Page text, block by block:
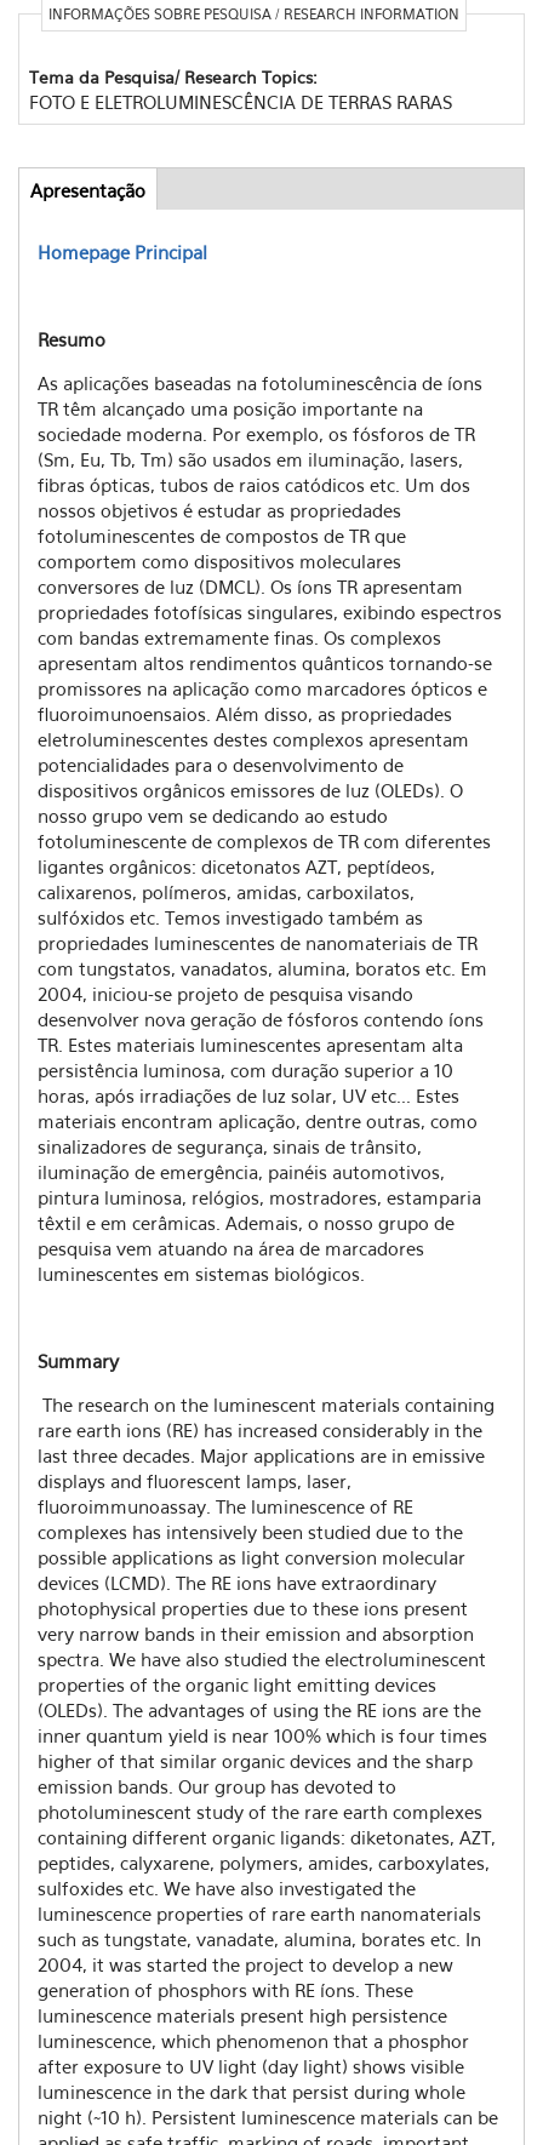
INFORMAÇÕES SOBRE PESQUISA / RESEARCH INFORMATION
Tema da Pesquisa/ Research Topics:
FOTO E ELETROLUMINESCÊNCIA DE TERRAS RARAS
Abas
Apresentação
ativa)
Homepage Principal
Resumo
As aplicações baseadas na fotoluminescência de íons
TR têm alcançado uma posição importante na
sociedade moderna. Por exemplo, os fósforos de TR
(Sm, Eu, Tb, Tm) são usados em iluminação, lasers,
fibras ópticas, tubos de raios catódicos etc. Um dos
nossos objetivos é estudar as propriedades
fotoluminescentes de compostos de TR que
comportem como dispositivos moleculares
conversores de luz (DMCL). Os íons TR apresentam
propriedades fotofísicas singulares, exibindo espectros
com bandas extremamente finas. Os complexos
apresentam altos rendimentos quânticos tornando-se
promissores na aplicação como marcadores ópticos e
fluoroimunoensaios. Além disso, as propriedades
eletroluminescentes destes complexos apresentam
potencialidades para o desenvolvimento de
dispositivos orgânicos emissores de luz (OLEDs). O
nosso grupo vem se dedicando ao estudo
fotoluminescente de complexos de TR com diferentes
ligantes orgânicos: dicetonatos AZT, peptídeos,
calixarenos, polímeros, amidas, carboxilatos,
sulfóxidos etc. Temos investigado também as
propriedades luminescentes de nanomateriais de TR
com tungstatos, vanadatos, alumina, boratos etc. Em
2004, iniciou-se projeto de pesquisa visando
desenvolver nova geração de fósforos contendo íons
TR. Estes materiais luminescentes apresentam alta
persistência luminosa, com duração superior a 10
horas, após irradiações de luz solar, UV etc... Estes
materiais encontram aplicação, dentre outras, como
sinalizadores de segurança, sinais de trânsito,
iluminação de emergência, painéis automotivos,
pintura luminosa, relógios, mostradores, estamparia
têxtil e em cerâmicas. Ademais, o nosso grupo de
pesquisa vem atuando na área de marcadores
luminescentes em sistemas biológicos.
Summary
The research on the luminescent materials containing
rare earth ions (RE) has increased considerably in the
last three decades. Major applications are in emissive
displays and fluorescent lamps, laser,
fluoroimmunoassay. The luminescence of RE
complexes has intensively been studied due to the
possible applications as light conversion molecular
devices (LCMD). The RE ions have extraordinary
photophysical properties due to these ions present
very narrow bands in their emission and absorption
spectra. We have also studied the electroluminescent
properties of the organic light emitting devices
(OLEDs). The advantages of using the RE ions are the
inner quantum yield is near 100% which is four times
higher of that similar organic devices and the sharp
emission bands. Our group has devoted to
photoluminescent study of the rare earth complexes
containing different organic ligands: diketonates, AZT,
peptides, calyxarene, polymers, amides, carboxylates,
sulfoxides etc. We have also investigated the
luminescence properties of rare earth nanomaterials
such as tungstate, vanadate, alumina, borates etc. In
2004, it was started the project to develop a new
generation of phosphors with RE íons. These
luminescence materials present high persistence
luminescence, which phenomenon that a phosphor
after exposure to UV light (day light) shows visible
luminescence in the dark that persist during whole
night (~10 h). Persistent luminescence materials can be